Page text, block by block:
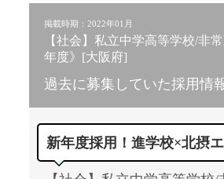
掲載時期：2022年01月
【社会】私立中学高等学校/非
年度》[大阪府]
過去に募集していた採用情
新年度採用！進学校×北摂